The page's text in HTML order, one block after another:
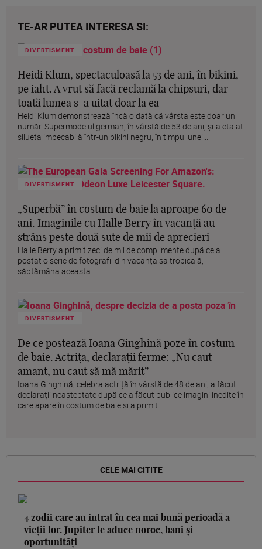
TE-AR PUTEA INTERESA SI:
DIVERTISMENT
Heidi Klum, spectaculoasă la 53 de ani, în bikini,
pe iaht. A vrut să facă reclamă la chipsuri, dar
toată lumea s-a uitat doar la ea
Heidi Klum demonstrează încă o dată că vârsta este doar un
număr. Supermodelul german, în vârstă de 53 de ani, și-a etalat
silueta impecabilă într-un bikini negru, în timpul unei...
DIVERTISMENT
„Superbă” în costum de baie la aproape 60 de
ani. Imaginile cu Halle Berry în vacanță au
strâns peste două sute de mii de aprecieri
Halle Berry a primit zeci de mii de complimente după ce a
postat o serie de fotografii din vacanța sa tropicală,
săptămâna aceasta.
DIVERTISMENT
De ce postează Ioana Ginghină poze în costum
de baie. Actrița, declarații ferme: „Nu caut
amant, nu caut să mă mărit”
Ioana Ginghină, celebra actriță în vârstă de 48 de ani, a făcut
declarații neașteptate după ce a făcut publice imagini inedite în
care apare în costum de baie și a primit...
CELE MAI CITITE
4 zodii care au intrat în cea mai bună perioadă a
vieții lor. Jupiter le aduce noroc, bani și
oportunități